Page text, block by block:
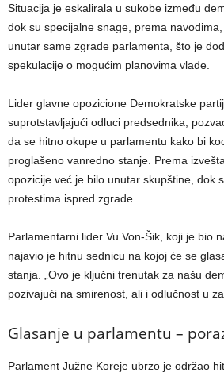
Situacija je eskalirala u sukobe između
dok su specijalne snage, prema
unutar same zgrade parlamenta, što je
spekulacije o mogućim planovima vlade.
Lider glavne opozicione Demokratske
suprotstavljajući odluci predsednika,
da se hitno okupe u parlamentu kako bi
proglašeno vanredno stanje. Prema
opozicije već je bilo unutar skupštine, dok
protestima ispred zgrade.
Parlamentarni lider Vu Von-Šik, koji je bio
najavio je hitnu sednicu na kojoj će se
stanja. „Ovo je ključni trenutak za našu
pozivajući na smirenost, ali i odlučnost u
Glasanje u parlamentu –
Parlament Južne Koreje ubrzo je održao